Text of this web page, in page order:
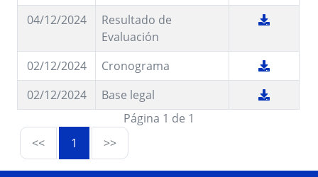
04/12/2024
Resultado de
Evaluación
02/12/2024
Cronograma
02/12/2024
Base legal
Página 1 de 1
<<
1 >>